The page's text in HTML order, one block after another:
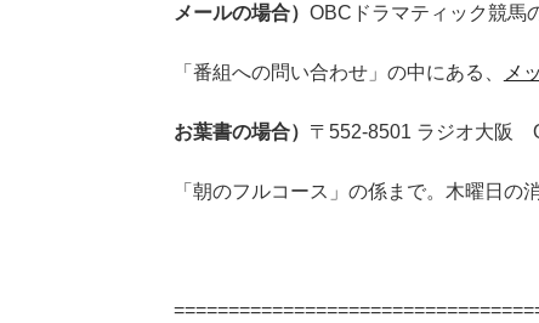
メールの場合） OBCドラマティック競馬
「番組への問い合わせ」の中にある、 メ
お葉書の場合） 〒552-8501 ラジオ大阪
「朝のフルコース」の係まで。木曜日の